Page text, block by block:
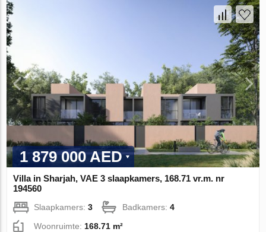
1 879 000 AED
Villa in Sharjah, VAE 3 slaapkamers, 168.71 vr.m. nr
194560
Slaapkamers:3 Badkamers:4
Woonruimte:168.71 m²